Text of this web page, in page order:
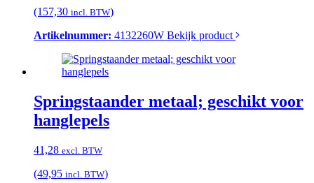
(157,30 incl. BTW)
Artikelnummer: 4132260W Bekijk product
Springstaander metaal; geschikt voor
hanglepels
41,28 excl. BTW
(49,95 incl. BTW)